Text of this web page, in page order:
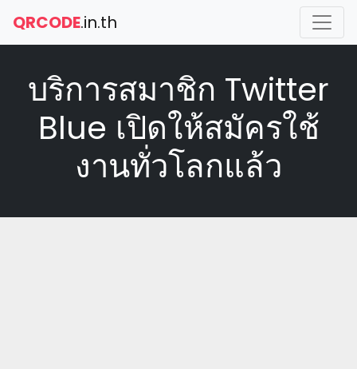
QRCODE.in.th
บริการสมาชิก Twitter
Blue เปิดให้สมัครใช้
งานทั่วโลกแล้ว